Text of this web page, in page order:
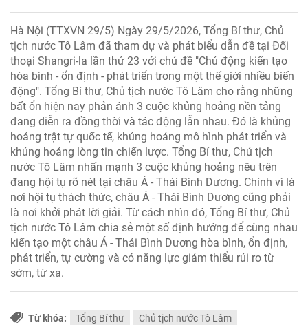
Hà Nội (TTXVN 29/5) Ngày 29/5/2026, Tổng Bí thư, Chủ
tịch nước Tô Lâm đã tham dự và phát biểu dẫn đề tại Đối
thoại Shangri-la lần thứ 23 với chủ đề "Chủ động kiến tạo
hòa bình - ổn định - phát triển trong một thế giới nhiều biến
động". Tổng Bí thư, Chủ tịch nước Tô Lâm cho rằng những
bất ổn hiện nay phản ánh 3 cuộc khủng hoảng nền tảng
đang diễn ra đồng thời và tác động lẫn nhau. Đó là khủng
hoảng trật tự quốc tế, khủng hoảng mô hình phát triển và
khủng hoảng lòng tin chiến lược. Tổng Bí thư, Chủ tịch
nước Tô Lâm nhấn mạnh 3 cuộc khủng hoảng nêu trên
đang hội tụ rõ nét tại châu Á - Thái Bình Dương. Chính vì là
nơi hội tụ thách thức, châu Á - Thái Bình Dương cũng phải
là nơi khởi phát lời giải. Từ cách nhìn đó, Tổng Bí thư, Chủ
tịch nước Tô Lâm chia sẻ một số định hướng để cùng nhau
kiến tạo một châu Á - Thái Bình Dương hòa bình, ổn định,
phát triển, tự cường và có năng lực giảm thiểu rủi ro từ
sớm, từ xa.
Từ khóa: Tổng Bí thư
Chủ tịch nước Tô Lâm